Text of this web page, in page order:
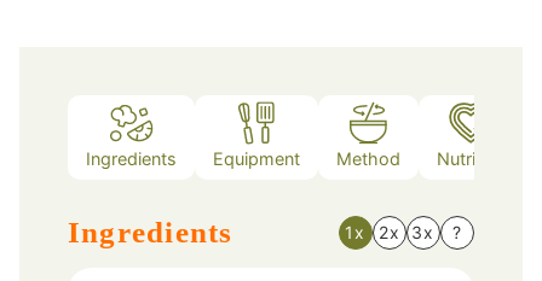
Ingredients Equipment Method Nutrition
Ingredients 1x 2x 3x ?